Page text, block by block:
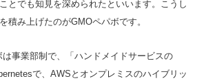
とでも知見を深められたといいます。こうし
積み上げたのがGMOペパボです。
事業部制で、「ハンドメイドサービスの
で、AWSとオンプレミスのハイブリッ